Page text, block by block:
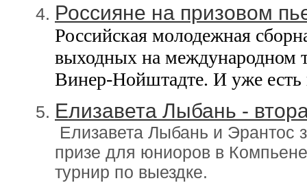
Россияне на призовом
Российская молодежная
выходных на международном
Винер-Нойштадте. И уже есть
Елизавета Лыбань -
Елизавета Лыбань и Эрантос
призе для юниоров в
турнир по выездке.